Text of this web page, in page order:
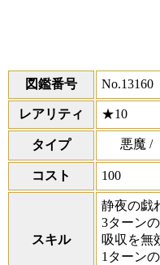
図鑑番号 No.13160
レアリティ ★10
タイプ 悪魔 /
コスト 100
スキル
静夜の戯
3ターン
吸収を無
1ターン